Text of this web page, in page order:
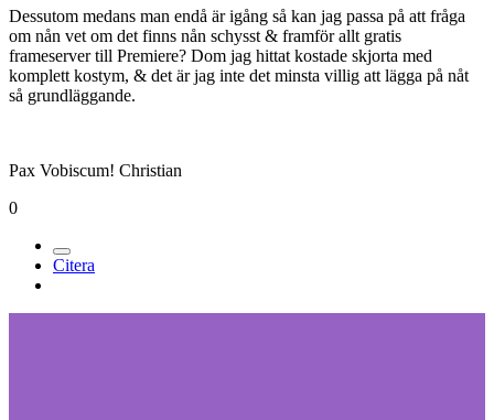
Dessutom medans man endå är igång så kan jag passa på att fråga
om nån vet om det finns nån schysst & framför allt gratis
frameserver till Premiere? Dom jag hittat kostade skjorta med
komplett kostym, & det är jag inte det minsta villig att lägga på nåt
så grundläggande.
Pax Vobiscum! Christian
0
Citera